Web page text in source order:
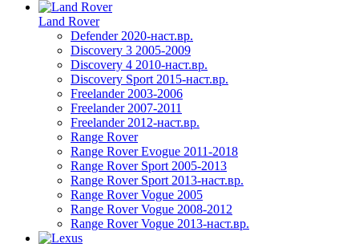
Land Rover
Defender 2020-наст.вр.
Discovery 3 2005-2009
Discovery 4 2010-наст.вр.
Discovery Sport 2015-наст.вр.
Freelander 2003-2006
Freelander 2007-2011
Freelander 2012-наст.вр.
Range Rover
Range Rover Evogue 2011-2018
Range Rover Sport 2005-2013
Range Rover Sport 2013-наст.вр.
Range Rover Vogue 2005
Range Rover Vogue 2008-2012
Range Rover Vogue 2013-наст.вр.